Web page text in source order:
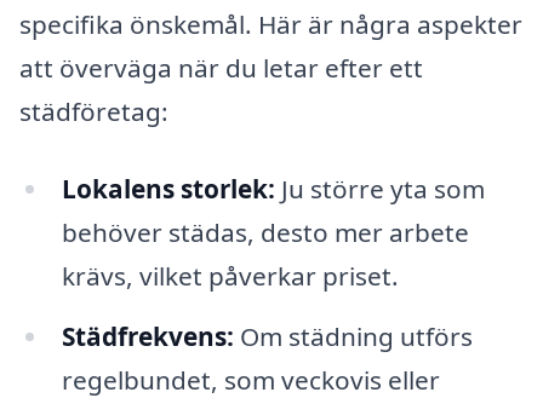
specifika önskemål. Här är några aspekter
att överväga när du letar efter ett
städföretag:
Lokalens storlek: Ju större yta som
behöver städas, desto mer arbete
krävs, vilket påverkar priset.
Städfrekvens: Om städning utförs
regelbundet, som veckovis eller